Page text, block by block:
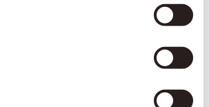
und Unterstützung an